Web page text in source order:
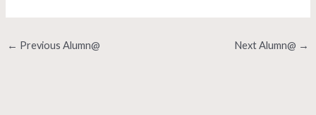
← Previous Alumn@ Next Alumn@ →